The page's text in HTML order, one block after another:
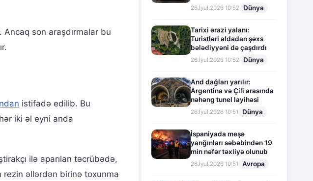
son araşdırmalar bu
istifadə edilib. Bu
iki əl eyni anda
ilə aparılan təcrübədə,
əllərdən birinə toxunma
26.İyul.2026 10:52 Dünya
Tarixi ərazi yalanı:
Turistləri aldadan şəxs
bələdiyyəni də çaşdırdı
26.İyul.2026 10:52 Dünya
And dağları yarılır:
Argentina və Çili arasında
nəhəng tunel layihəsi
26.İyul.2026 10:51 Dünya
İspaniyada meşə
yanğınları səbəbindən 19
min nəfər təxliyə olunub
26.İyul.2026 10:51 Avropa